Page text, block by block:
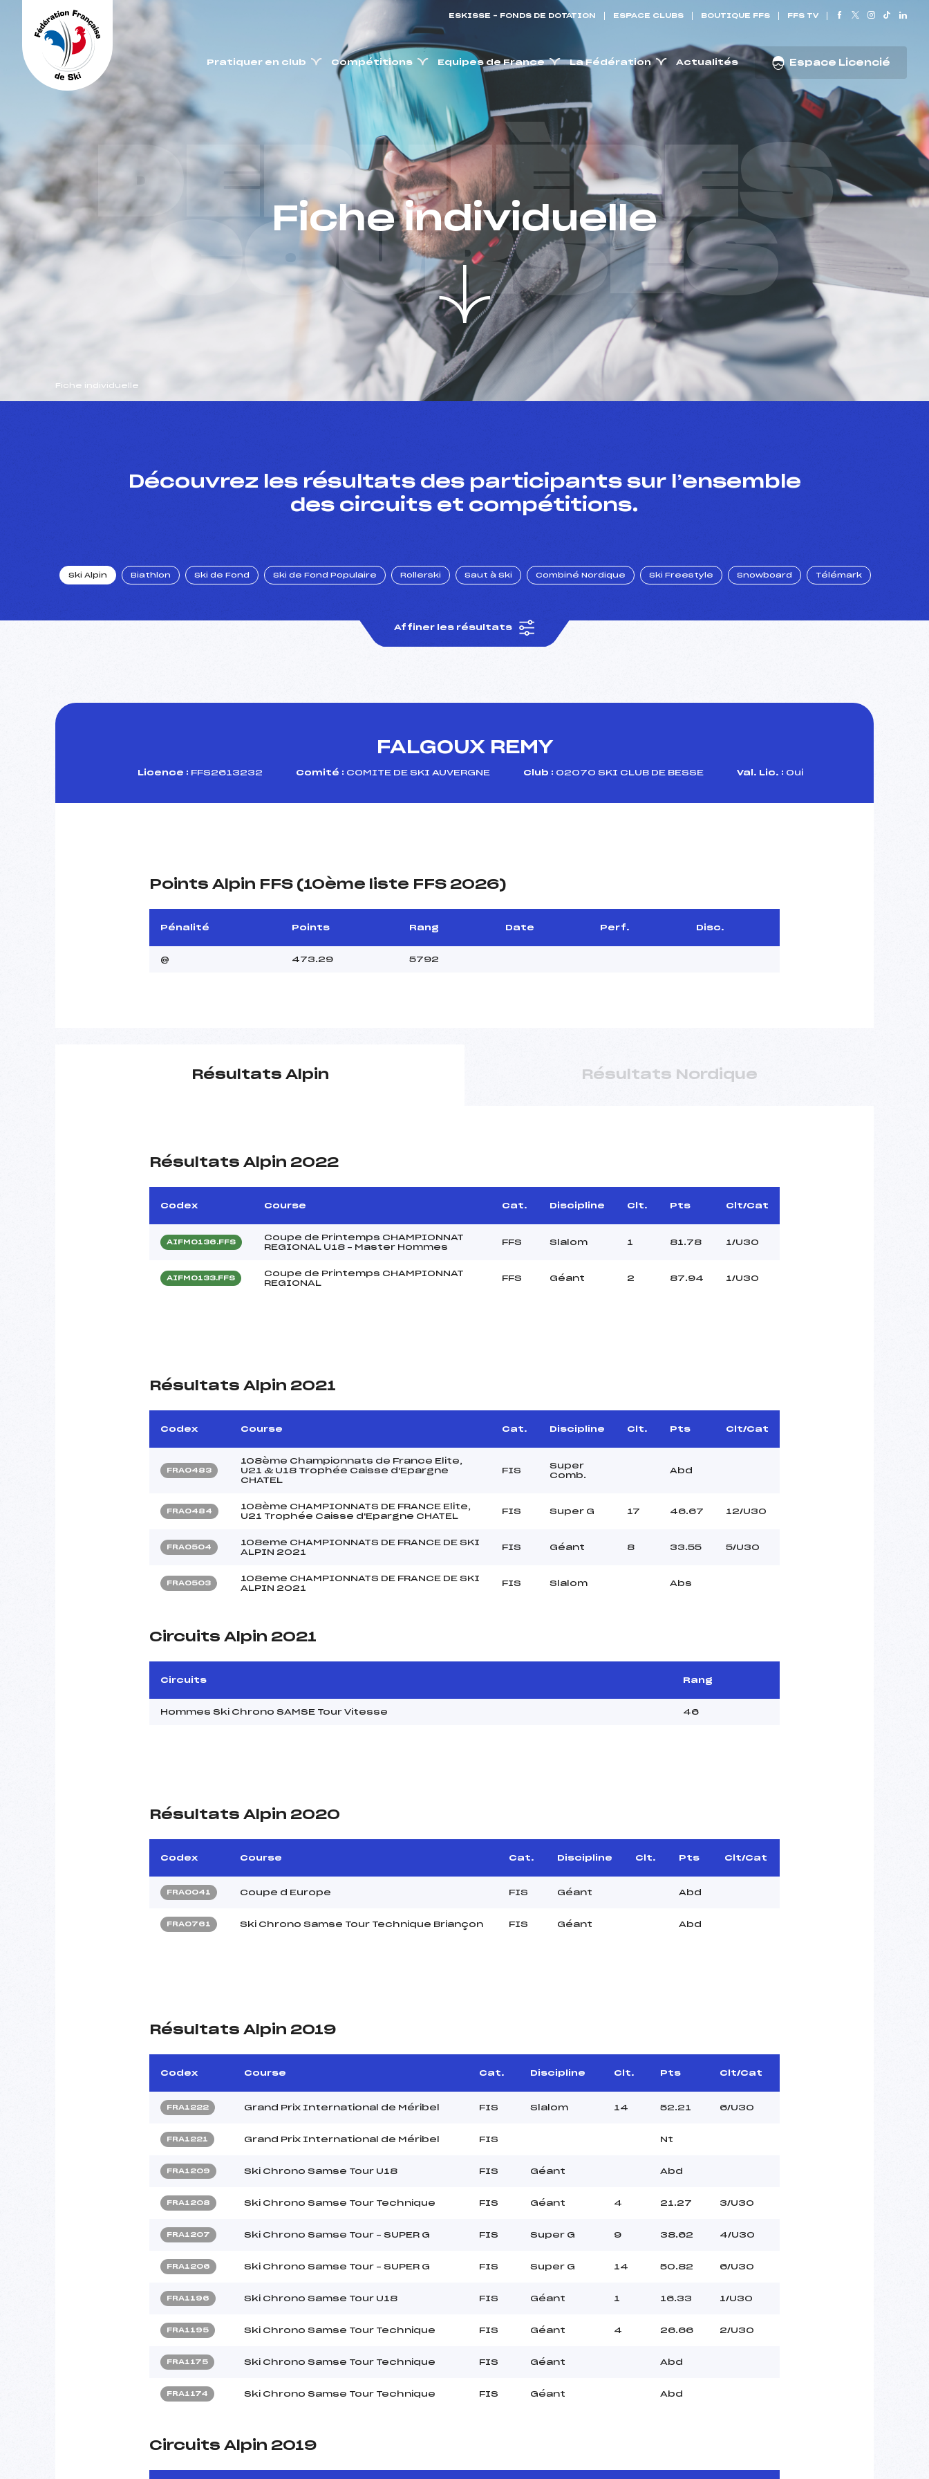
ESKISSE – FONDS DE DOTATION ESPACE CLUBS BOUTIQUE FFS FFS TV
Pratiquer en club Compétitions Equipes de France La Fédération Actualités Espace Licencié
DERNIÈRES
COURSES
Fiche individuelle
Fiche individuelle
Découvrez les résultats des participants sur l’ensemble
des circuits et compétitions.
Ski Alpin Biathlon Ski de Fond Ski de Fond Populaire Rollerski Saut à Ski Combiné Nordique Ski Freestyle Snowboard Télémark
Affiner les résultats
FALGOUX REMY
Licence : FFS2613232 Comité : COMITE DE SKI AUVERGNE Club : 02070 SKI CLUB DE BESSE Val. Lic. : Oui
Points Alpin FFS (10ème liste FFS 2026)
Pénalité Points Rang Date Perf. Disc.
@ 473.29 5792
Résultats Alpin Résultats Nordique
Résultats Alpin 2022
Codex Course Cat. Discipline Clt. Pts Clt/Cat
AIFM0136.FFS
Coupe de Printemps CHAMPIONNAT
REGIONAL U18 – Master Hommes
FFS Slalom 1 81.78 1/U30
AIFM0133.FFS
Coupe de Printemps CHAMPIONNAT
REGIONAL
FFS Géant 2 87.94 1/U30
Résultats Alpin 2021
Codex Course Cat. Discipline Clt. Pts Clt/Cat
FRA0483
108ème Championnats de France Elite,
U21 & U18 Trophée Caisse d'Epargne
CHATEL
FIS
Super
Comb.
Abd
FRA0484
108ème CHAMPIONNATS DE FRANCE Elite,
U21 Trophée Caisse d'Epargne CHATEL
FIS Super G 17 46.67 12/U30
FRA0504
108eme CHAMPIONNATS DE FRANCE DE SKI
ALPIN 2021
FIS Géant 8 33.55 5/U30
FRA0503
108eme CHAMPIONNATS DE FRANCE DE SKI
ALPIN 2021
FIS Slalom Abs
Circuits Alpin 2021
Circuits Rang
Hommes Ski Chrono SAMSE Tour Vitesse 46
Résultats Alpin 2020
Codex Course Cat. Discipline Clt. Pts Clt/Cat
FRA0041 Coupe d Europe FIS Géant Abd
FRA0761 Ski Chrono Samse Tour Technique Briançon FIS Géant Abd
Résultats Alpin 2019
Codex Course Cat. Discipline Clt. Pts Clt/Cat
FRA1222 Grand Prix International de Méribel FIS Slalom 14 52.21 6/U30
FRA1221 Grand Prix International de Méribel FIS Nt
FRA1209 Ski Chrono Samse Tour U18 FIS Géant Abd
FRA1208 Ski Chrono Samse Tour Technique FIS Géant 4 21.27 3/U30
FRA1207 Ski Chrono Samse Tour – SUPER G FIS Super G 9 38.62 4/U30
FRA1206 Ski Chrono Samse Tour – SUPER G FIS Super G 14 50.82 6/U30
FRA1196 Ski Chrono Samse Tour U18 FIS Géant 1 16.33 1/U30
FRA1195 Ski Chrono Samse Tour Technique FIS Géant 4 26.66 2/U30
FRA1175 Ski Chrono Samse Tour Technique FIS Géant Abd
FRA1174 Ski Chrono Samse Tour Technique FIS Géant Abd
Circuits Alpin 2019